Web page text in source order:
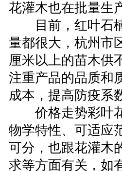
花灌木也在批量生
目前，红叶石楠
量都很大，杭州市
厘米以上的苗木供
注重产品的品质和
成本，提高防疫系
价格走势彩叶花
物学特性、可适应
可分，也跟花灌木
求等方面有关，如